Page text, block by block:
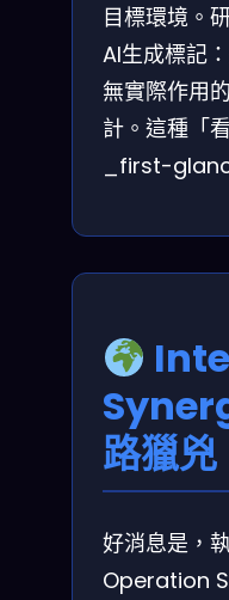
目標環境。
AI生成標記
無實際作用
計。這種「
_first-
路獵兇
好消息是，
Operation